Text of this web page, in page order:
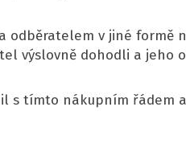
odběratelem v jiné
výslovně dohodli a jeho
s tímto nákupním